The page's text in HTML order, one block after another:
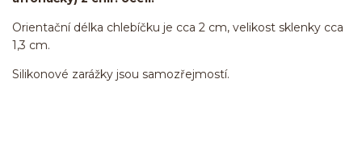
Orientační délka chlebíčku je cca 2 cm, velikost sklenky cca
1,3 cm.
Silikonové zarážky jsou samozřejmostí.